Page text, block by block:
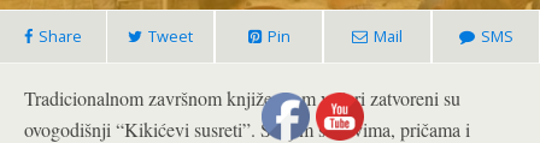
Share Tweet Pin Mail SMS
Tradicionalnom završnom književnom večeri zatvoreni su
ovogodišnji “Kikićevi susreti”. Svojim stihovima, pričama i